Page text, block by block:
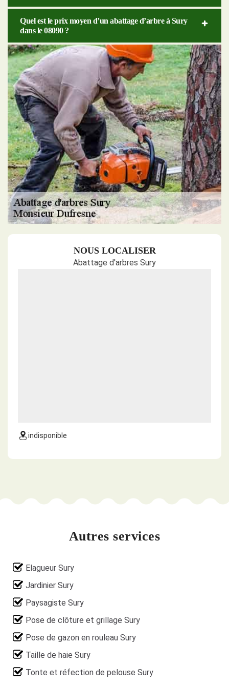
Quel est le prix moyen d’un abattage d’arbre à Sury
dans le 08090 ?
NOUS LOCALISER
Abattage d'arbres Sury
indisponible
Autres services
Elagueur Sury
Jardinier Sury
Paysagiste Sury
Pose de clôture et grillage Sury
Pose de gazon en rouleau Sury
Taille de haie Sury
Tonte et réfection de pelouse Sury